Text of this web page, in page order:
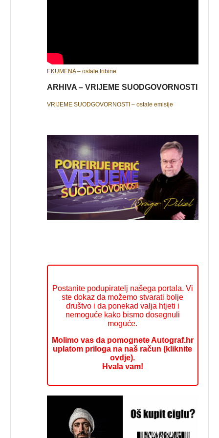
EKUMENA – ostale tribine
ARHIVA – VRIJEME SUODGOVORNOSTI
VRIJEME SUODGOVORNOSTI – ostale emisije
Postanite podupiratelj našega portala. Vi
ste dokaz da možemo stvarati bolje
društvo i da ponekad valja htjeti i
nemoguće kako bismo dosegnuli
moguće.
Molimo vas da pomognete Autograf.hr
uplatom priloga na naš račun (kliknite
ovdje).
Hvala vam!